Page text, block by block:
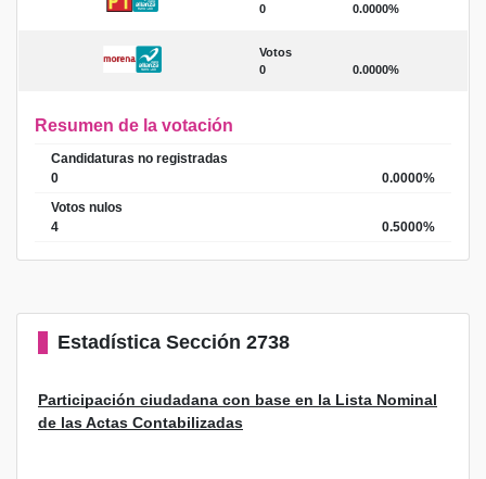
0
0.0000%
Votos
0
0.0000%
Resumen de la votación
Candidaturas no registradas
0
0.0000%
Votos nulos
4
0.5000%
Estadística Sección 2738
Participación ciudadana con base en la Lista Nominal
de las Actas Contabilizadas